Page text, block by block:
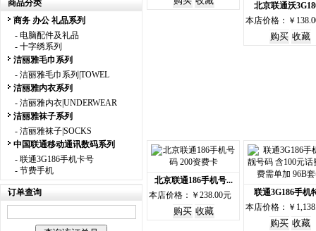
商品分类
商务 办公 礼品系列
- 电脑配件及礼品
- 十字绣系列
洁丽雅毛巾系列
- 洁丽雅毛巾系列|TOWEL
洁丽雅内衣系列
- 洁丽雅内衣|UNDERWEAR
洁丽雅袜子系列
- 洁丽雅袜子|SOCKS
中国联通移动通讯数码系列
- 联通3G186手机卡号
- 节费手机
订单查询
北京联通沃
本店价格：￥
北京联通186手机号...
本店价格：￥238.00元
联通3G186手机
本店价格：￥